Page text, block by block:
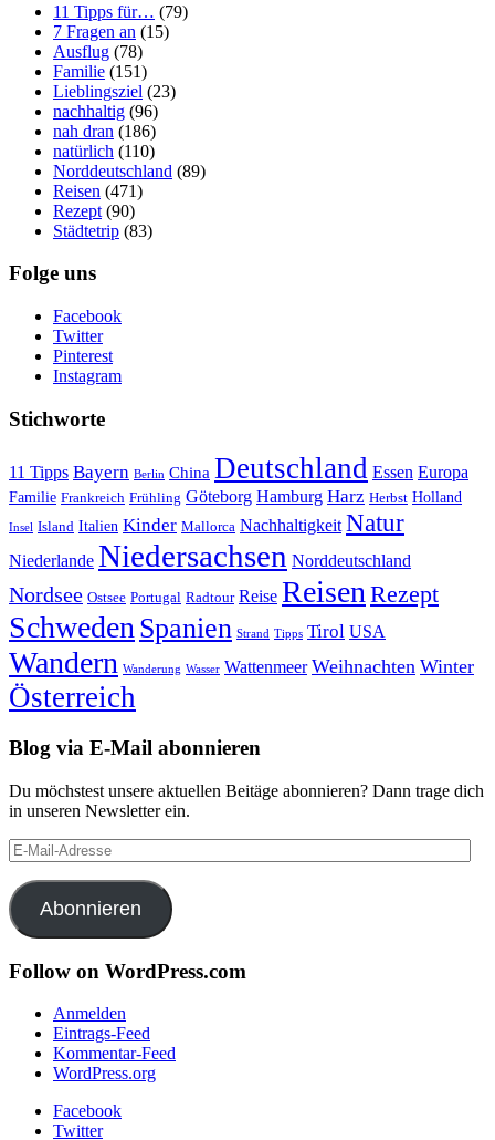
11 Tipps für… (79)
7 Fragen an (15)
Ausflug (78)
Familie (151)
Lieblingsziel (23)
nachhaltig (96)
nah dran (186)
natürlich (110)
Norddeutschland (89)
Reisen (471)
Rezept (90)
Städtetrip (83)
Folge uns
Facebook
Twitter
Pinterest
Instagram
Stichworte
11 Tipps Bayern Berlin China Deutschland Essen Europa
Familie Frankreich Frühling Göteborg Hamburg Harz Herbst Holland
Insel Island Italien Kinder Mallorca Nachhaltigkeit Natur
Niederlande Niedersachsen Norddeutschland
Nordsee Ostsee Portugal Radtour Reise ReisenRezept
SchwedenSpanien Strand Tipps Tirol USA
Wandern Wanderung Wasser Wattenmeer Weihnachten Winter
Österreich
Blog via E-Mail abonnieren
Du möchstest unsere aktuellen Beitäge abonnieren? Dann trage dich
in unseren Newsletter ein.
E-
Mail-
Adresse
Abonnieren
Follow on WordPress.com
Anmelden
Eintrags-Feed
Kommentar-Feed
WordPress.org
Facebook
Twitter